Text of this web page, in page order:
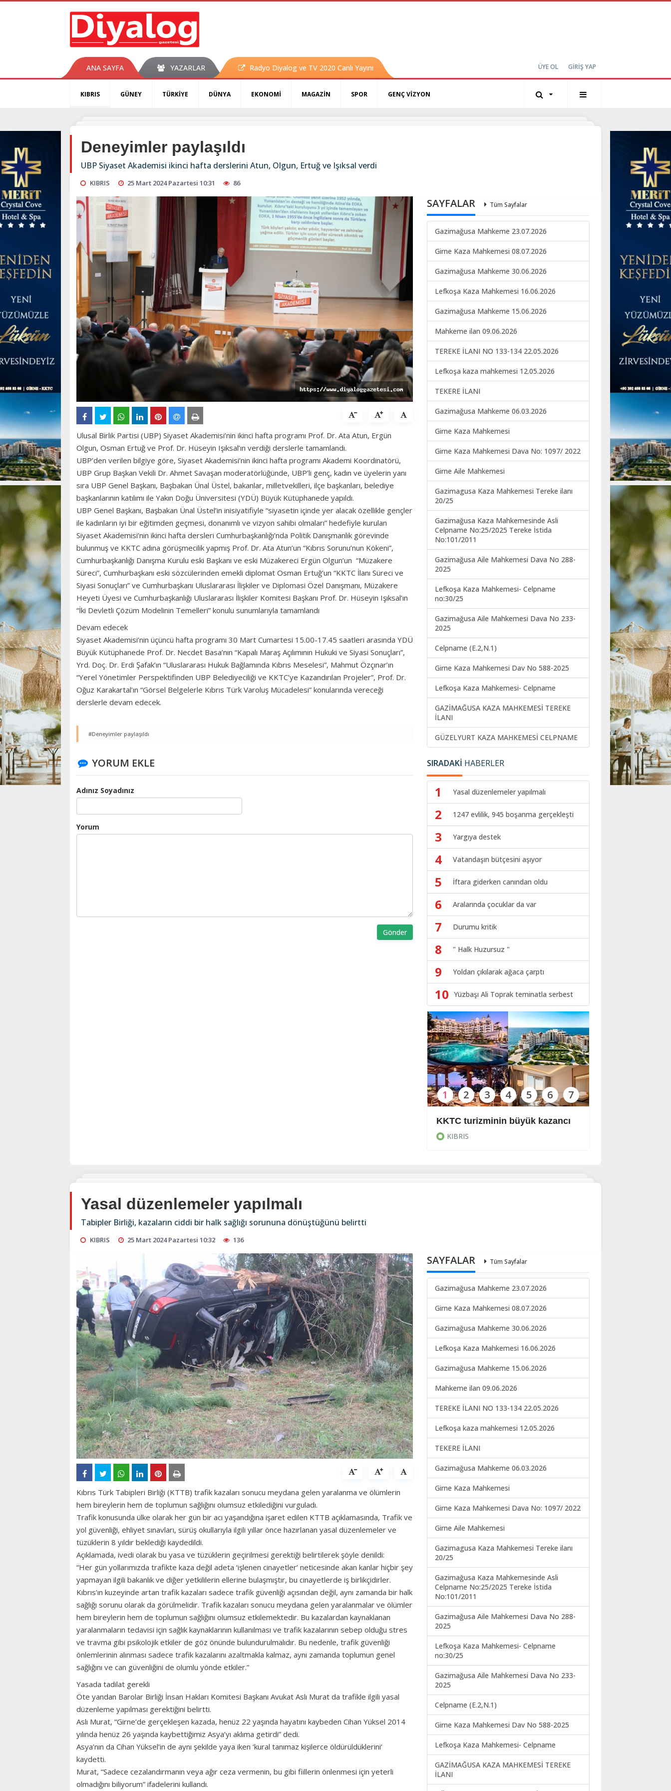
ANA SAYFA YAZARLAR Radyo Diyalog ve TV 2020 Canlı Yayını ÜYE OL GİRİŞ YAP
KIBRIS GÜNEY TÜRKİYE DÜNYA EKONOMİ MAGAZİN SPOR GENÇ VİZYON
Deneyimler paylaşıldı
UBP Siyaset Akademisi ikinci hafta derslerini Atun, Olgun, Ertuğ ve Işıksal verdi
KIBRIS 25 Mart 2024 Pazartesi 10:31 86
Ulusal Birlik Partisi (UBP) Siyaset Akademisi’nin ikinci hafta programı Prof. Dr. Ata Atun, Ergün
Olgun, Osman Ertuğ ve Prof. Dr. Hüseyin Işıksal’ın verdiği derslerle tamamlandı.
UBP’den verilen bilgiye göre, Siyaset Akademisi’nin ikinci hafta programı Akademi Koordinatörü,
UBP Grup Başkan Vekili Dr. Ahmet Savaşan moderatörlüğünde, UBP’li genç, kadın ve üyelerin yanı
sıra UBP Genel Başkanı, Başbakan Ünal Üstel, bakanlar, milletvekilleri, ilçe başkanları, belediye
başkanlarının katılımı ile Yakın Doğu Üniversitesi (YDÜ) Büyük Kütüphanede yapıldı.
UBP Genel Başkanı, Başbakan Ünal Üstel’in inisiyatifiyle “siyasetin içinde yer alacak özellikle gençler
ile kadınların iyi bir eğitimden geçmesi, donanımlı ve vizyon sahibi olmaları” hedefiyle kurulan
Siyaset Akademisi’nin ikinci hafta dersleri Cumhurbaşkanlığı’nda Politik Danışmanlık görevinde
bulunmuş ve KKTC adına görüşmecilik yapmış Prof. Dr. Ata Atun’un “Kıbrıs Sorunu’nun Kökeni”,
Cumhurbaşkanlığı Danışma Kurulu eski Başkanı ve eski Müzakereci Ergün Olgun’un “Müzakere
Süreci”, Cumhurbaşkanı eski sözcülerinden emekli diplomat Osman Ertuğ’un “KKTC İlanı Süreci ve
Siyasi Sonuçları” ve Cumhurbaşkanı Uluslararası İlişkiler ve Diplomasi Özel Danışmanı, Müzakere
Heyeti Üyesi ve Cumhurbaşkanlığı Uluslararası İlişkiler Komitesi Başkanı Prof. Dr. Hüseyin Işıksal’ın
“İki Devletli Çözüm Modelinin Temelleri” konulu sunumlarıyla tamamlandı
Devam edecek
Siyaset Akademisi’nin üçüncü hafta programı 30 Mart Cumartesi 15.00-17.45 saatleri arasında YDÜ
Büyük Kütüphanede Prof. Dr. Necdet Basa’nın “Kapalı Maraş Açılımının Hukuki ve Siyasi Sonuçları”,
Yrd. Doç. Dr. Erdi Şafak’ın “Uluslararası Hukuk Bağlamında Kıbrıs Meselesi”, Mahmut Özçınar’ın
“Yerel Yönetimler Perspektifinden UBP Belediyeciliği ve KKTC’ye Kazandırılan Projeler”, Prof. Dr.
Oğuz Karakartal’ın “Görsel Belgelerle Kıbrıs Türk Varoluş Mücadelesi” konularında vereceği
derslerle devam edecek.
#Deneyimler paylaşıldı
YORUM EKLE
Adınız Soyadınız
Yorum
Gönder
SAYFALAR Tüm Sayfalar
Gazimağusa Mahkeme 23.07.2026
Girne Kaza Mahkemesi 08.07.2026
Gazimağusa Mahkeme 30.06.2026
Lefkoşa Kaza Mahkemesi 16.06.2026
Gazimağusa Mahkeme 15.06.2026
Mahkeme ilan 09.06.2026
TEREKE İLANI NO 133-134 22.05.2026
Lefkoşa kaza mahkemesi 12.05.2026
TEKERE İLANI
Gazimağusa Mahkeme 06.03.2026
Girne Kaza Mahkemesi
Girne Kaza Mahkemesi Dava No: 1097/ 2022
Girne Aile Mahkemesi
Gazimagusa Kaza Mahkemesi Tereke ilanı
20/25
Gazimağusa Kaza Mahkemesinde Asli
Celpname No:25/2025 Tereke İstida
No:101/2011
Gazimağusa Aile Mahkemesi Dava No 288-
2025
Lefkoşa Kaza Mahkemesi- Celpname
no:30/25
Gazimağusa Aile Mahkemesi Dava No 233-
2025
Celpname (E.2,N.1)
Girne Kaza Mahkemesi Dav No 588-2025
Lefkoşa Kaza Mahkemesi- Celpname
GAZİMAĞUSA KAZA MAHKEMESİ TEREKE
İLANI
GÜZELYURT KAZA MAHKEMESİ CELPNAME
SIRADAKİ HABERLER
1 Yasal düzenlemeler yapılmalı
2 1247 evlilik, 945 boşanma gerçekleşti
3 Yargıya destek
4 Vatandaşın bütçesini aşıyor
5 İftara giderken canından oldu
6 Aralarında çocuklar da var
7 Durumu kritik
8 " Halk Huzursuz "
9 Yoldan çıkılarak ağaca çarptı
10 Yüzbaşı Ali Toprak teminatla serbest
KKTC turizminin büyük kazancı
KIBRIS
1 2 3 4 5 6 7
Yasal düzenlemeler yapılmalı
Tabipler Birliği, kazaların ciddi bir halk sağlığı sorununa dönüştüğünü belirtti
KIBRIS 25 Mart 2024 Pazartesi 10:32 136
Kıbrıs Türk Tabipleri Birliği (KTTB) trafik kazaları sonucu meydana gelen yaralanma ve ölümlerin
hem bireylerin hem de toplumun sağlığını olumsuz etkilediğini vurguladı.
Trafik konusunda ülke olarak her gün bir acı yaşandığına işaret edilen KTTB açıklamasında, Trafik ve
yol güvenliği, ehliyet sınavları, sürüş okullarıyla ilgili yıllar önce hazırlanan yasal düzenlemeler ve
tüzüklerin 8 yıldır beklediği kaydedildi.
Açıklamada, ivedi olarak bu yasa ve tüzüklerin geçirilmesi gerektiği belirtilerek şöyle denildi:
“Her gün yollarımızda trafikte kaza değil adeta ‘işlenen cinayetler’ neticesinde akan kanlar hiçbir şey
yapmayan ilgili bakanlık ve diğer yetkililerin ellerine bulaşmıştır, bu cinayetlerde iş birlikçidirler.
Kıbrıs’ın kuzeyinde artan trafik kazaları sadece trafik güvenliği açısından değil, aynı zamanda bir halk
sağlığı sorunu olarak da görülmelidir. Trafik kazaları sonucu meydana gelen yaralanmalar ve ölümler
hem bireylerin hem de toplumun sağlığını olumsuz etkilemektedir. Bu kazalardan kaynaklanan
yaralanmaların tedavisi için sağlık kaynaklarının kullanılması ve trafik kazalarının sebep olduğu stres
ve travma gibi psikolojik etkiler de göz önünde bulundurulmalıdır. Bu nedenle, trafik güvenliği
önlemlerinin alınması sadece trafik kazalarını azaltmakla kalmaz, aynı zamanda toplumun genel
sağlığını ve can güvenliğini de olumlu yönde etkiler.”
Yasada tadilat gerekli
Öte yandan Barolar Birliği İnsan Hakları Komitesi Başkanı Avukat Aslı Murat da trafikle ilgili yasal
düzenleme yapılması gerektiğini belirtti.
Aslı Murat, “Girne’de gerçekleşen kazada, henüz 22 yaşında hayatını kaybeden Cihan Yüksel 2014
yılında henüz 26 yaşında kaybettiğimiz Asya’yı aklıma getirdi” dedi.
Asya’nın da Cihan Yüksel’in de aynı şekilde yaya iken ‘kural tanımaz kişilerce öldürüldüklerini’
kaydetti.
Murat, “Sadece cezalandırmanın veya ağır ceza vermenin, bu gibi fiillerin önlenmesi için yeterli
olmadığını biliyorum” ifadelerini kullandı.
SAYFALAR Tüm Sayfalar
Gazimağusa Mahkeme 23.07.2026
Girne Kaza Mahkemesi 08.07.2026
Gazimağusa Mahkeme 30.06.2026
Lefkoşa Kaza Mahkemesi 16.06.2026
Gazimağusa Mahkeme 15.06.2026
Mahkeme ilan 09.06.2026
TEREKE İLANI NO 133-134 22.05.2026
Lefkoşa kaza mahkemesi 12.05.2026
TEKERE İLANI
Gazimağusa Mahkeme 06.03.2026
Girne Kaza Mahkemesi
Girne Kaza Mahkemesi Dava No: 1097/ 2022
Girne Aile Mahkemesi
Gazimagusa Kaza Mahkemesi Tereke ilanı
20/25
Gazimağusa Kaza Mahkemesinde Asli
Celpname No:25/2025 Tereke İstida
No:101/2011
Gazimağusa Aile Mahkemesi Dava No 288-
2025
Lefkoşa Kaza Mahkemesi- Celpname
no:30/25
Gazimağusa Aile Mahkemesi Dava No 233-
2025
Celpname (E.2,N.1)
Girne Kaza Mahkemesi Dav No 588-2025
Lefkoşa Kaza Mahkemesi- Celpname
GAZİMAĞUSA KAZA MAHKEMESİ TEREKE
İLANI